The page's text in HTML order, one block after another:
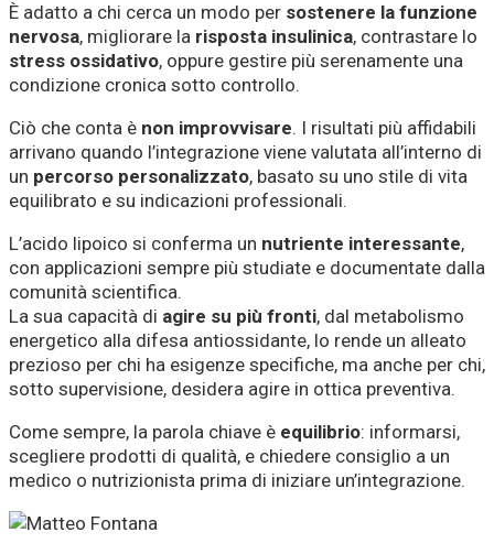
È adatto a chi cerca un modo per sostenere la funzione
nervosa, migliorare la risposta insulinica, contrastare lo
stress ossidativo, oppure gestire più serenamente una
condizione cronica sotto controllo.
Ciò che conta è non improvvisare. I risultati più affidabili
arrivano quando l’integrazione viene valutata all’interno di
un percorso personalizzato, basato su uno stile di vita
equilibrato e su indicazioni professionali.
L’acido lipoico si conferma un nutriente interessante,
con applicazioni sempre più studiate e documentate dalla
comunità scientifica.
La sua capacità di agire su più fronti, dal metabolismo
energetico alla difesa antiossidante, lo rende un alleato
prezioso per chi ha esigenze specifiche, ma anche per chi,
sotto supervisione, desidera agire in ottica preventiva.
Come sempre, la parola chiave è equilibrio: informarsi,
scegliere prodotti di qualità, e chiedere consiglio a un
medico o nutrizionista prima di iniziare un’integrazione.